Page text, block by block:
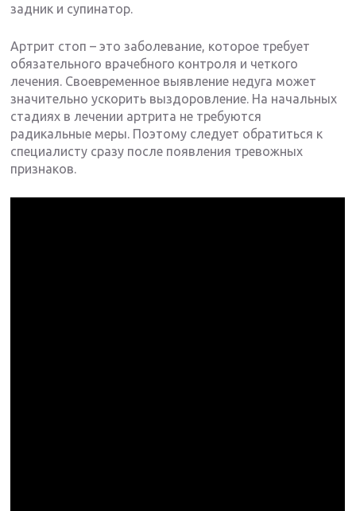
задник и супинатор.
Артрит стоп – это заболевание, которое требует
обязательного врачебного контроля и четкого
лечения. Своевременное выявление недуга может
значительно ускорить выздоровление. На начальных
стадиях в лечении артрита не требуются
радикальные меры. Поэтому следует обратиться к
специалисту сразу после появления тревожных
признаков.